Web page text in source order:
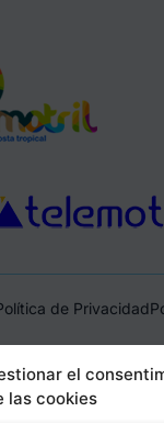
el
las cookies
de Privacidad
Motril, Plaza de
CIF: P1814200J,